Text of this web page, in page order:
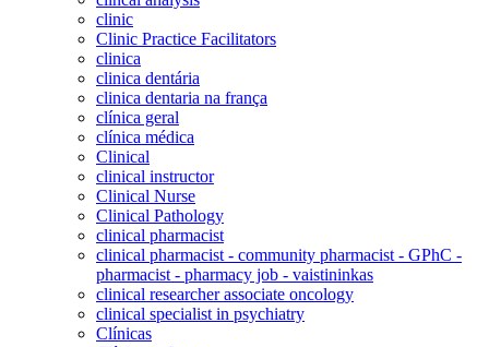
clinic
Clinic Practice Facilitators
clinica
clinica dentária
clinica dentaria na frança
clínica geral
clínica médica
Clinical
clinical instructor
Clinical Nurse
Clinical Pathology
clinical pharmacist
clinical pharmacist - community pharmacist - GPhC -
pharmacist - pharmacy job - vaistininkas
clinical researcher associate oncology
clinical specialist in psychiatry
Clínicas